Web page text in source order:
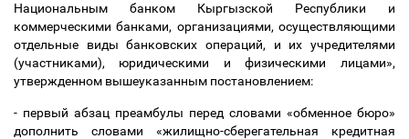
Национальным банком Кыргызской Республики и
коммерческими банками, организациями, осуществляющими
отдельные виды банковских операций, и их учредителями
(участниками), юридическими и физическими лицами»,
утвержденном вышеуказанным постановлением:
- первый абзац преамбулы перед словами «обменное бюро»
дополнить словами «жилищно-сберегательная кредитная